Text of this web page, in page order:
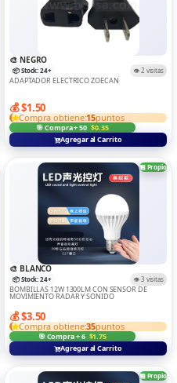
🎨 NEGRO
📦 Stock: 24+ 👁️ 2 visitas
ADAPTADOR ELECTRICO ZOECAN
💰 $1.50
Compra obtiene:15puntos
🎯 Compra + 50 $0.35
Agregar al Carrito
🏪 Propio
🎨 BLANCO
📦 Stock: 24+ 👁️ 3 visitas
BOMBILLAS 12W 1300LM CON SENSOR DE
MOVIMIENTO RADAR Y SONIDO
💰 $3.50
Compra obtiene:35puntos
🎯 Compra + 6 $1.75
Agregar al Carrito
🏪 Propio